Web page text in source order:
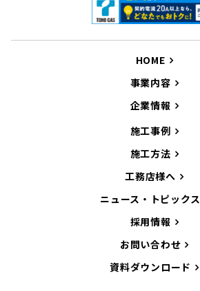
HOME
事業内容
企業情報
施工事例
施工方法
工務店様へ
ニュース・トピックス
採用情報
お問い合わせ
資料ダウンロード